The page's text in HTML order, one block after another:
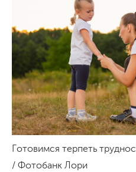
Готовимся терпеть
/ Фотобанк Лори